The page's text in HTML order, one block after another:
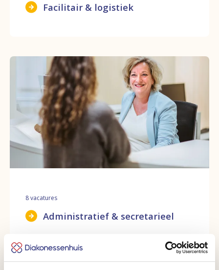
Facilitair & logistiek
8vacatures
Administratief & secretarieel